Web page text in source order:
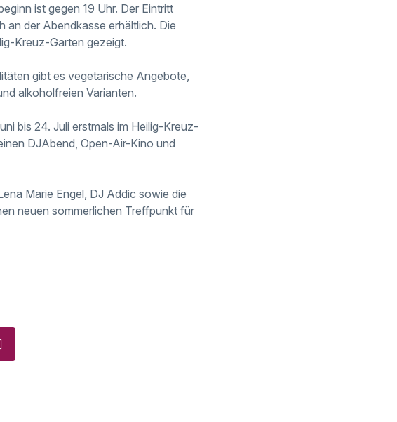
ist gegen 19 Uhr. Der Eintritt
an der Abendkasse erhältlich. Die
Kreuz-Garten gezeigt.
gibt es vegetarische Angebote,
alkoholfreien Varianten.
bis 24. Juli erstmals im Heilig-Kreuz-
DJAbend, Open-Air-Kino und
Marie Engel, DJ Addic sowie die
neuen sommerlichen Treffpunkt für